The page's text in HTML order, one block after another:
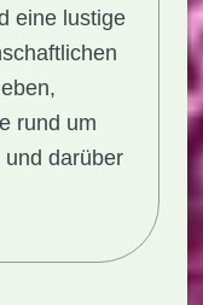
eine lustige
rund um
darüber